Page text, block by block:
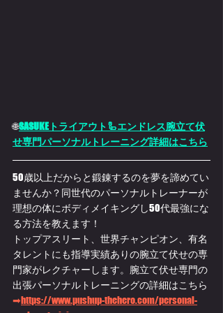
🌐SASUKEトライアウト🦾エンドレス腕立て伏
せ専門パーソナルトレーニング詳細はこちら
50歳以上だからと鍛錬するのを夢を諦めてい
ませんか？同世代のパーソナルトレーナーが
理想の体にボディメイキングし50代最強にな
る方法を教えます！
トップアスリート、世界チャンピオン、有名
タレントにも指導実績ありの腕立て伏せの専
門家がレクチャーします。腕立て伏せ専門の
出張パーソナルトレーニングの詳細はこちら
➡https://www.pushup-thehero.com/personal-